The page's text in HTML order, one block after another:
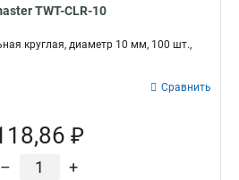
TWT-CLR-10
круглая, диаметр 10 мм, 100 шт.,
Сравнить
₽
– +